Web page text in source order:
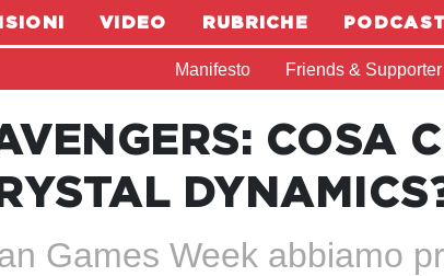
VIDEO RUBRICHE
Manifesto Friends & Supporter
COSA
Games Week abbiamo